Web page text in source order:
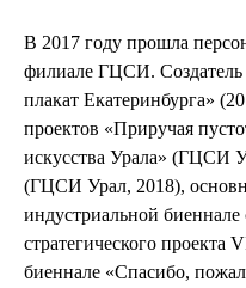
В 2017 году прошла
филиале ГЦСИ. Создатель
плакат Екатеринбурга»
проектов «Приручая
искусства Урала» (ГЦСИ
(ГЦСИ Урал, 2018),
индустриальной биеннале
стратегического
биеннале «Спасибо,